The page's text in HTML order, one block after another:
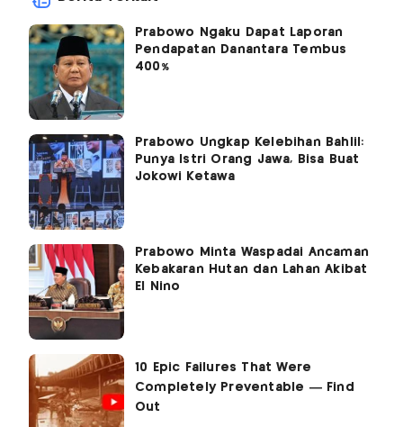
Prabowo Ngaku Dapat Laporan
Pendapatan Danantara Tembus
400%
Prabowo Ungkap Kelebihan Bahlil:
Punya Istri Orang Jawa, Bisa Buat
Jokowi Ketawa
Prabowo Minta Waspadai Ancaman
Kebakaran Hutan dan Lahan Akibat
El Nino